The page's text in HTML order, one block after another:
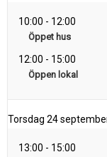
10:00 - 12:00
Öppet hus
12:00 - 15:00
Öppen lokal
Torsdag 24
13:00 - 15:00